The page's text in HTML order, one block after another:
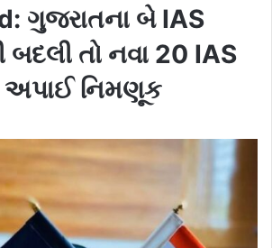
ગુજરાતના બે IAS
બદલી તો નવા 20 IAS
અપાઈ નિમણૂક